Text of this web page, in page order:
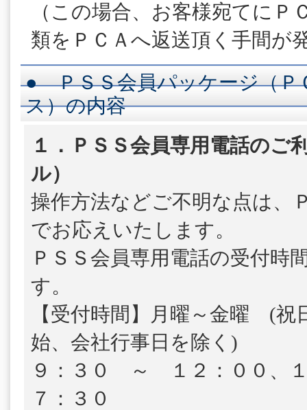
（この場合、お客様宛てにＰ
類をＰＣＡへ返送頂く手間が
● ＰＳＳ会員パッケージ（Ｐ
ス）の内容
１．ＰＳＳ会員専用電話のご
ル）
操作方法などご不明な点は、
でお応えいたします。
ＰＳＳ会員専用電話の受付時
す。
【受付時間】月曜～金曜 (祝
始、会社行事日を除く)
９：３０ ～ １２：００、
７：３０